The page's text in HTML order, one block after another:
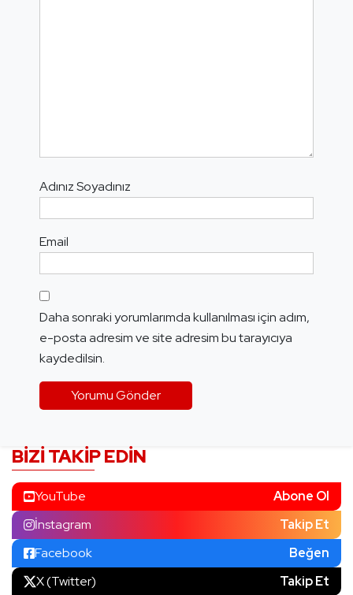
Adınız Soyadınız
Email
Daha sonraki yorumlarımda kullanılması için adım,
e-posta adresim ve site adresim bu tarayıcıya
kaydedilsin.
BIZI TAKIP EDIN
YouTube
Abone Ol
İnstagram
Takip Et
Facebook
Beğen
X (Twitter)
Takip Et